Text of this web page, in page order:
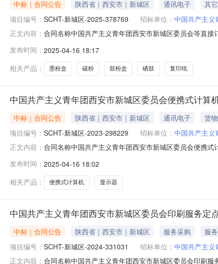
中标｜合同公告 陕西省｜西安市｜新城区 通讯电子
其它
项目编号： SCHT-新城区-2025-378769 招标单位： 中国共产主义
正文内容： 合同名称中国共产主义青年团西安市新城区委员会等直
合同是按照《中华人民共和国政府采购法实施条例》的
发布时间： 2025-04-16 18:17
相关产品：
墨粉盒 碳粉 鼓粉盒 硒鼓 复印纸
中国共产主义青年团西安市新城区委员会便携式计算
中标｜合同公告 陕西省｜西安市｜新城区 通讯电子
货物
项目编号： SCHT-新城区-2023-298229 招标单位： 中国共产主义
正文内容： 合同名称中国共产主义青年团西安市新城区委员会便携
供的政府采购合同是按照《中华人民共和国政府采购法
发布时间： 2025-04-16 18:02
相关产品：
便携式计算机 显示器
中国共产主义青年团西安市新城区委员会印刷服务定
中标｜合同公告 陕西省｜西安市｜新城区 服务采购
服务
项目编号： SCHT-新城区-2024-331031 招标单位： 中国共产主义
正文内容： 合同名称中国共产主义青年团西安市新城区委员会印刷